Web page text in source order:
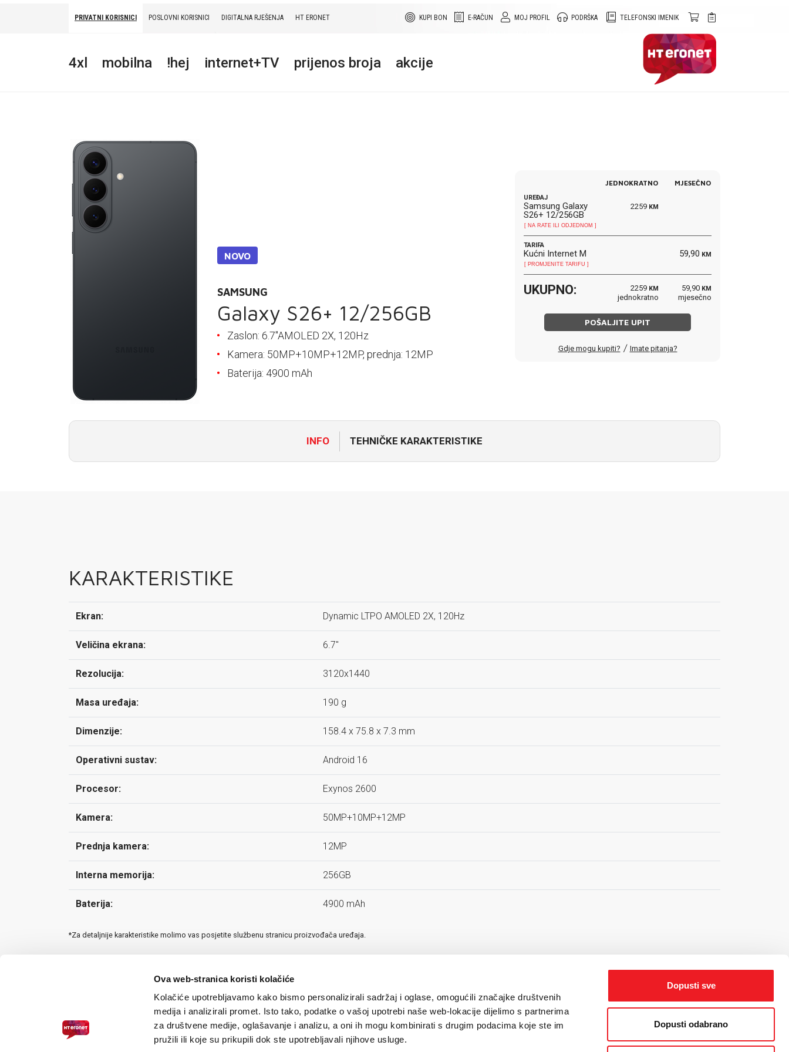
Ova web-stranica koristi kolačiće
Kolačiće upotrebljavamo kako bismo personalizirali sadržaj i oglase, omogućili značajke društvenih
medija i analizirali promet. Isto tako, podatke o vašoj upotrebi naše web-lokacije dijelimo s partnerima
za društvene medije, oglašavanje i analizu, a oni ih mogu kombinirati s drugim podacima koje ste im
pružili ili koje su prikupili dok ste upotrebljavali njihove usluge.
Dopusti sve
Dopusti odabrano
TELEFONSKI IMENIK
PODRŠKA
MOJ PROFIL
E-RAČUN
KUPI BON
PRIVATNI KORISNICI POSLOVNI KORISNICI DIGITALNA RJEŠENJA HT ERONET
4xl mobilna !hej internet+TV prijenos broja akcije
PRIJENOS BROJA
NOVO
SAMSUNG
Galaxy S26+ 12/256GB
Zaslon: 6.7"AMOLED 2X, 120Hz
Kamera: 50MP+10MP+12MP, prednja: 12MP
Baterija: 4900 mAh
JEDNOKRATNO MJESEČNO
UREĐAJ
Samsung Galaxy
S26+ 12/256GB
[ NA RATE ILI ODJEDNOM ]
2259 KM
TARIFA
Kućni Internet M
[ PROMJENITE TARIFU ]
59,90 KM
UKUPNO: 2259 KM
jednokratno
59,90 KM
mjesečno
POŠALJITE UPIT
Gdje mogu kupiti? / Imate pitanja?
INFO TEHNIČKE KARAKTERISTIKE
KARAKTERISTIKE
Ekran: Dynamic LTPO AMOLED 2X, 120Hz
Veličina ekrana: 6.7"
Rezolucija: 3120x1440
Masa uređaja: 190 g
Dimenzije: 158.4 x 75.8 x 7.3 mm
Operativni sustav: Android 16
Procesor: Exynos 2600
Kamera: 50MP+10MP+12MP
Prednja kamera: 12MP
Interna memorija: 256GB
Baterija: 4900 mAh
*Za detaljnije karakteristike molimo vas posjetite službenu stranicu proizvođača uređaja.